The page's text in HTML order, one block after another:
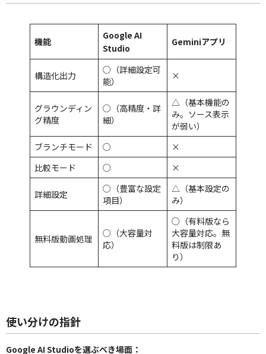
機能
Google AI
Studio
Geminiアプリ
構造化出力
○（詳細設定可
能）
×
グラウンディン
グ精度
○（高精度・詳
細）
△（基本機能の
み。ソース表示
が弱い）
ブランチモード
○
×
比較モード
○ ×
詳細設定
○（豊富な設定
項目）
△（基本設定の
み）
無料版動画処理
○（大容量対
応）
○（有料版なら
大容量対応。無
料版は制限あ
り）
使い分けの指針
Google AI Studioを選ぶべき場面：